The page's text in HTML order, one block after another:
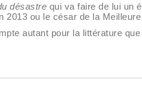
désastre qui va faire de lui un
2013 ou le césar de la
autant pour la littérature